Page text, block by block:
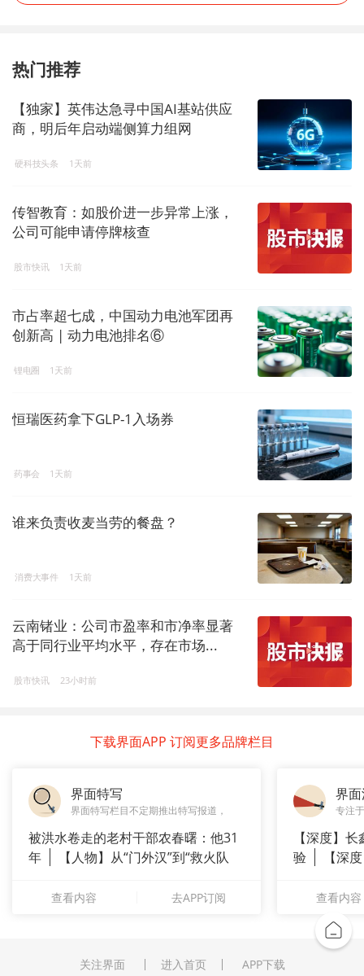
热门推荐
【独家】英伟达急寻中国AI基站供应
商，明后年启动端侧算力组网
硬科技头条 1天前
传智教育：如股价进一步异常上涨，
公司可能申请停牌核查
股市快讯 1天前
市占率超七成，中国动力电池军团再
创新高 | 动力电池排名⑥
锂电圈 1天前
恒瑞医药拿下GLP-1入场券
药事会 1天前
谁来负责收麦当劳的餐盘？
消费大事件 1天前
云南锗业：公司市盈率和市净率显著
高于同行业平均水平，存在市场...
股市快讯 23小时前
下载界面APP 订阅更多品牌栏目
界面特写
界面特写栏目不定期推出特写报道，
被洪水卷走的老村干部农春曙：他31
年
【人物】从“门外汉”到“救火队
查看内容 去APP订阅
界
专注
【深度】
验
【深
查看内容
关注界面 进入首页 APP下载